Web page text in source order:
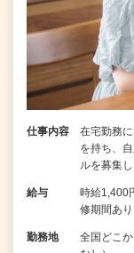
仕事内容
在宅勤務
を持ち、
ルを募集
給与
時給1,400
修期間あ
勤務地
全国どこ